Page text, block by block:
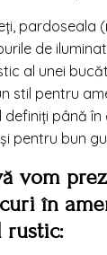
pardoseala
de
al unei
stil pentru
până în
pentru bun
vom
în
rustic: